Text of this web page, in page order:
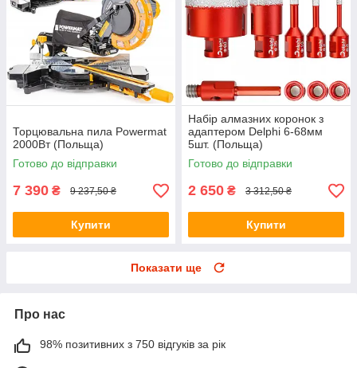
Торцювальна пила Powermat
2000Вт (Польща)
Готово до відправки
7 390 ₴ 9 237,50 ₴
Купити
Набір алмазних коронок з
адаптером Delphi 6-68мм
5шт. (Польща)
Готово до відправки
2 650 ₴ 3 312,50 ₴
Купити
Показати ще
Про нас
98% позитивних з 750 відгуків за рік